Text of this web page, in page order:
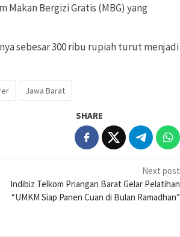
Makan Bergizi Gratis (MBG) yang
sebesar 300 ribu rupiah turut menjadi
Jawa Barat
SHARE
Next post
Indibiz Telkom Priangan Barat Gelar Pelatihan
“UMKM Siap Panen Cuan di Bulan Ramadhan”